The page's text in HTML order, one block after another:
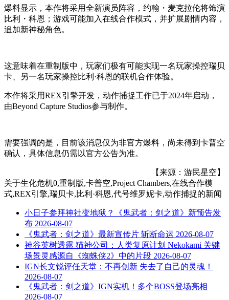
爆料显示，本作将采用全新演员阵容，约翰・麦克拉伦将饰演
比利・科恩；游戏可能加入在线合作模式，并扩展剧情内容，
追加新神秘角色。
这意味着在重制版中，玩家们极有可能实现一名玩家操控瑞贝
卡、另一名玩家操控比利·科恩的联机合作体验。
本作将采用REX引擎开发，动作捕捉工作已于2024年启动，
由Beyond Capture Studios参与制作。
需要强调的是，目前该消息仅为非官方爆料，尚未得到卡普空
确认，具体信息仍需以官方公告为准。
【来源：游民星空】
关于生化危机0,重制版,卡普空,Project Chambers,在线合作模
式,REX引擎,瑞贝卡,比利·科恩,代号维罗妮卡,动作捕捉的新闻
小日子参拜神社变地狱？《鬼武者：剑之道》新预告发
布 2026-08-07
《鬼武者：剑之道》最新宣传片 斩断命运 2026-08-07
神谷英树透露 猫神公司：人类复原计划 Nekokami 关键
场景灵感源自《蜘蛛侠2》中的片段 2026-08-07
IGN长文锐评任天堂：不再创新 失去了自己的灵魂！
2026-08-07
《鬼武者：剑之道》IGN实机！多个BOSS登场亮相
2026-08-07